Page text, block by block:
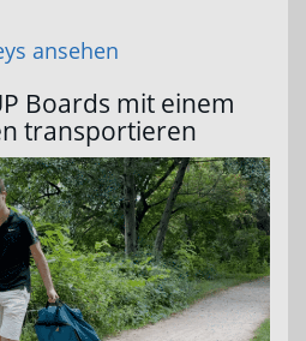
ansehen
Boards mit einem
transportieren